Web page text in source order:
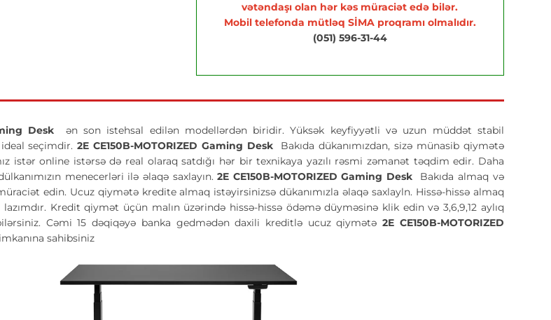
vətəndaşı olan hər kəs müraciət edə bilər.
Mobil telefonda mütləq SİMA proqramı olmalıdır.
(051) 596-31-44
Desk ən son istehsal edilən modellərdən biridir. Yüksək keyfiyyətli və uzun müddət stabil
ideal seçimdir.2E CE150B-MOTORIZED Gaming Desk
Bakıda dükanımızdan, sizə münasib qiymətə
istər online istərsə də real olaraq satdığı hər bir texnikaya yazılı rəsmi zəmanət təqdim edir. Daha
menecerləri ilə əlaqə saxlayın.2E CE150B-MOTORIZED Gaming Desk Bakıda almaq və
edin. Ucuz qiymətə kredite almaq istəyirsinizsə dükanımızla əlaqə saxlayln. Hissə-hissə almaq
Kredit qiymət üçün malın üzərində hissə-hissə ödəmə düyməsinə klik edin və 3,6,9,12 aylıq
Cəmi 15 dəqiqəyə banka gedmədən daxili kreditlə ucuz qiymətə2E CE150B-MOTORIZED
sahibsiniz